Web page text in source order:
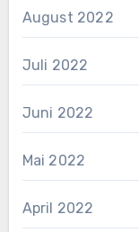
August 2022
Juli 2022
Juni 2022
Mai 2022
April 2022